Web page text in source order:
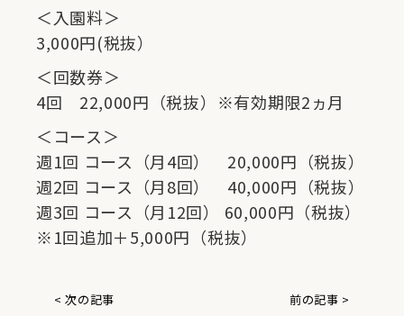
＜入園料＞
3,000円(税抜）
＜回数券＞
4回 22,000円（税抜）※有効期限2ヵ月
＜コース＞
週1回 コース（月4回） 20,000円（税抜）
週2回 コース（月8回） 40,000円（税抜）
週3回 コース（月12回） 60,000円（税抜）
※1回追加＋5,000円（税抜）
< 次の記事 前の記事 >